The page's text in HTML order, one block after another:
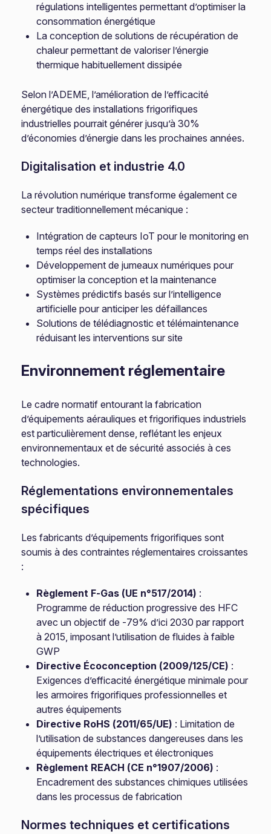
régulations intelligentes permettant d’optimiser la
consommation énergétique
La conception de solutions de récupération de
chaleur permettant de valoriser l’énergie
thermique habituellement dissipée
Selon l’ADEME, l’amélioration de l’efficacité
énergétique des installations frigorifiques
industrielles pourrait générer jusqu’à 30%
d’économies d’énergie dans les prochaines années.
Digitalisation et industrie 4.0
La révolution numérique transforme également ce
secteur traditionnellement mécanique :
Intégration de capteurs IoT pour le monitoring en
temps réel des installations
Développement de jumeaux numériques pour
optimiser la conception et la maintenance
Systèmes prédictifs basés sur l’intelligence
artificielle pour anticiper les défaillances
Solutions de télédiagnostic et télémaintenance
réduisant les interventions sur site
Environnement réglementaire
Le cadre normatif entourant la fabrication
d’équipements aérauliques et frigorifiques industriels
est particulièrement dense, reflétant les enjeux
environnementaux et de sécurité associés à ces
technologies.
Réglementations environnementales
spécifiques
Les fabricants d’équipements frigorifiques sont
soumis à des contraintes réglementaires croissantes
:
Règlement F-Gas (UE n°517/2014) :
Programme de réduction progressive des HFC
avec un objectif de -79% d’ici 2030 par rapport
à 2015, imposant l’utilisation de fluides à faible
GWP
Directive Écoconception (2009/125/CE) :
Exigences d’efficacité énergétique minimale pour
les armoires frigorifiques professionnelles et
autres équipements
Directive RoHS (2011/65/UE) : Limitation de
l’utilisation de substances dangereuses dans les
équipements électriques et électroniques
Règlement REACH (CE n°1907/2006) :
Encadrement des substances chimiques utilisées
dans les processus de fabrication
Normes techniques et certifications